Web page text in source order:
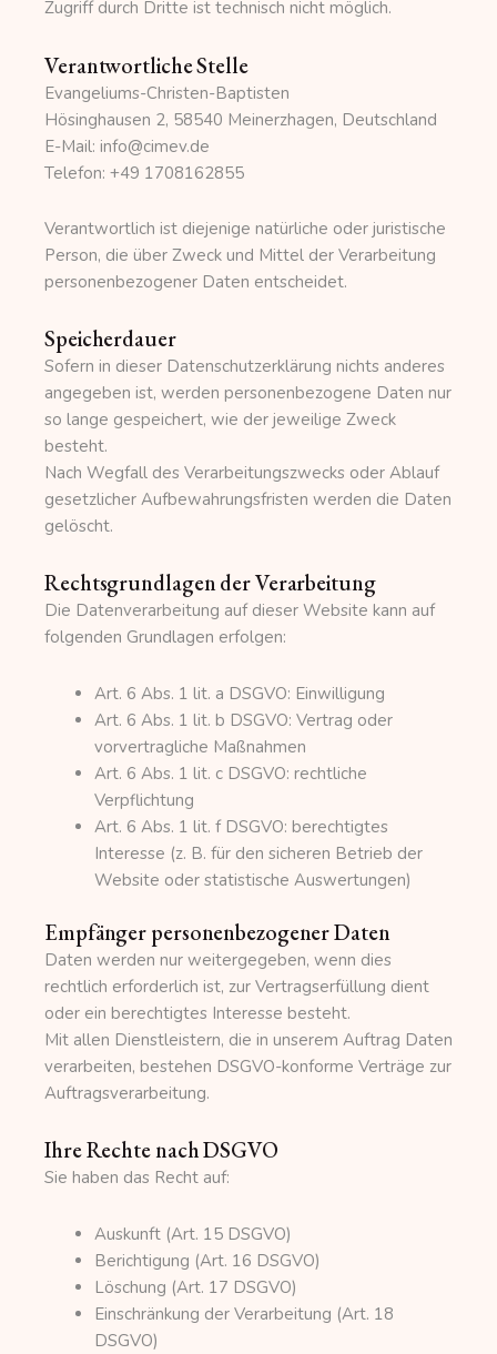
Zugriff durch Dritte ist technisch nicht möglich.
Verantwortliche Stelle
Evangeliums-Christen-Baptisten
Hösinghausen 2, 58540 Meinerzhagen, Deutschland
E-Mail: info@cimev.de
Telefon: +49 1708162855
Verantwortlich ist diejenige natürliche oder juristische
Person, die über Zweck und Mittel der Verarbeitung
personenbezogener Daten entscheidet.
Speicherdauer
Sofern in dieser Datenschutzerklärung nichts anderes
angegeben ist, werden personenbezogene Daten nur
so lange gespeichert, wie der jeweilige Zweck
besteht.
Nach Wegfall des Verarbeitungszwecks oder Ablauf
gesetzlicher Aufbewahrungsfristen werden die Daten
gelöscht.
Rechtsgrundlagen der Verarbeitung
Die Datenverarbeitung auf dieser Website kann auf
folgenden Grundlagen erfolgen:
Art. 6 Abs. 1 lit. a DSGVO: Einwilligung
Art. 6 Abs. 1 lit. b DSGVO: Vertrag oder
vorvertragliche Maßnahmen
Art. 6 Abs. 1 lit. c DSGVO: rechtliche
Verpflichtung
Art. 6 Abs. 1 lit. f DSGVO: berechtigtes
Interesse (z. B. für den sicheren Betrieb der
Website oder statistische Auswertungen)
Empfänger personenbezogener Daten
Daten werden nur weitergegeben, wenn dies
rechtlich erforderlich ist, zur Vertragserfüllung dient
oder ein berechtigtes Interesse besteht.
Mit allen Dienstleistern, die in unserem Auftrag Daten
verarbeiten, bestehen DSGVO-konforme Verträge zur
Auftragsverarbeitung.
Ihre Rechte nach DSGVO
Sie haben das Recht auf:
Auskunft (Art. 15 DSGVO)
Berichtigung (Art. 16 DSGVO)
Löschung (Art. 17 DSGVO)
Einschränkung der Verarbeitung (Art. 18
DSGVO)